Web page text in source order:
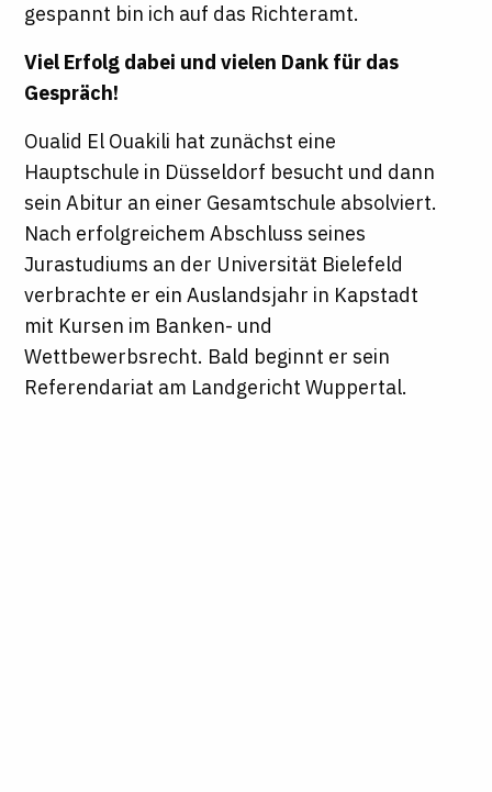
gespannt bin ich auf das Richteramt.
Viel Erfolg dabei und vielen Dank für das
Gespräch!
Oualid El Ouakili hat zunächst eine
Hauptschule in Düsseldorf besucht und dann
sein Abitur an einer Gesamtschule absolviert.
Nach erfolgreichem Abschluss seines
Jurastudiums an der Universität Bielefeld
verbrachte er ein Auslandsjahr in Kapstadt
mit Kursen im Banken- und
Wettbewerbsrecht. Bald beginnt er sein
Referendariat am Landgericht Wuppertal.